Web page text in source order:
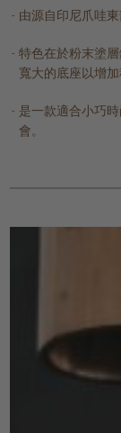
由源自印尼爪哇
特色在於粉末塗
寬大的底座以增加
是一款適合小巧
會。